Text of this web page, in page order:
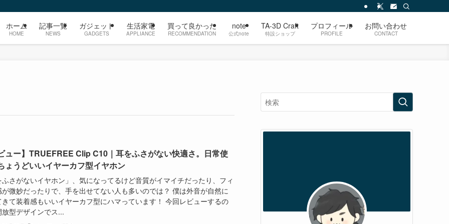
ホーム
HOME
記事一覧
NEWS
ガジェット
GADGETS
生活家電
APPLIANCE
買って良かった
RECOMMENDATION
note
公式note
TA-3D Craft
特設ショップ
プロフィール
PROFILE
お問い合わせ
CONTACT
ュー】TRUEFREE Clip C10｜耳をふさがない快適さ。日常使
ょうどいいイヤーカフ型イヤホン
さがないイヤホン」、気になってるけど音質がイマイチだったり、フィ
微妙だったりで、手を出せてない人も多いのでは？ 僕は外音が自然に
て装着感もいいイヤーカフ型にハマっています！ 今回レビューするの
型デザインでス...